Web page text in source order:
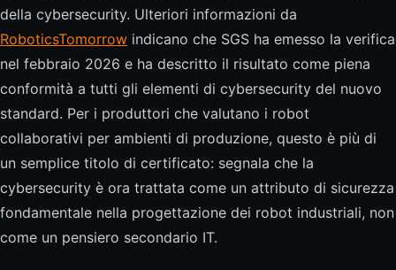
della cybersecurity. Ulteriori informazioni da
RoboticsTomorrow indicano che SGS ha emesso la verifica
nel febbraio 2026 e ha descritto il risultato come piena
conformità a tutti gli elementi di cybersecurity del nuovo
standard. Per i produttori che valutano i robot
collaborativi per ambienti di produzione, questo è più di
un semplice titolo di certificato: segnala che la
cybersecurity è ora trattata come un attributo di sicurezza
fondamentale nella progettazione dei robot industriali, non
come un pensiero secondario IT.